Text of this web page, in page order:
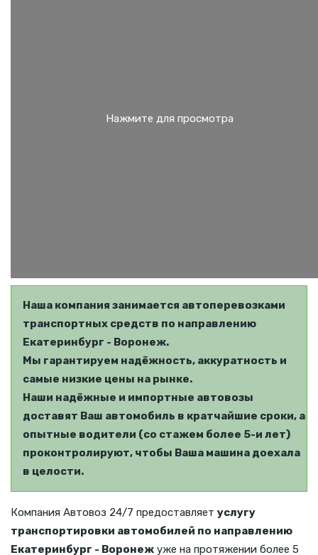
Наша компания занимается автоперевозками
транспортных средств по направлению
Екатеринбург - Воронеж.
Мы гарантируем надёжность, аккуратность и
самые низкие цены на рынке.
Наши надёжные и импортные автовозы
доставят Ваш автомобиль в кратчайшие сроки, а
опытные водители (со стажем более 5-и лет)
проконтролируют, чтобы Ваша машина доехала
в целости.
Компания Автовоз 24/7 предоставляет услугу
транспортировки автомобилей по направлению
Екатеринбург - Воронеж уже на протяжении более 5